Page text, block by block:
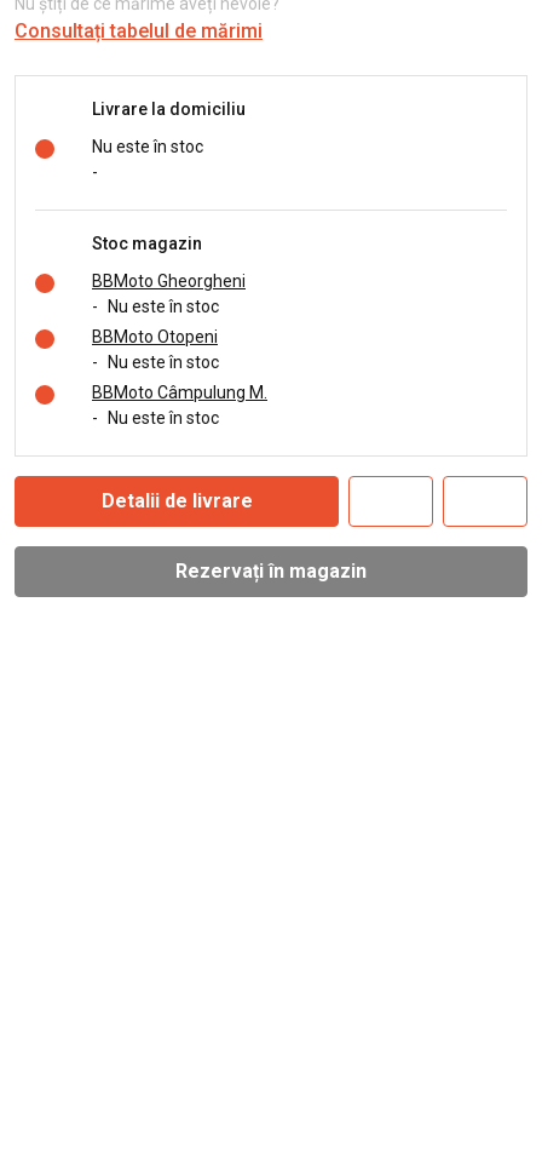
Consultați tabelul de mărimi
Livrare la domiciliu
Nu este în stoc
-
Stoc magazin
BBMoto Gheorgheni
- Nu este în stoc
BBMoto Otopeni
- Nu este în stoc
BBMoto Câmpulung M.
- Nu este în stoc
Detalii de livrare
Rezervați în magazin